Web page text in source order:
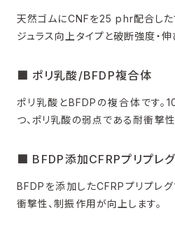
天然ゴムにCNFを25 phr配合した
ジュラス向上タイプと破断強度・伸
■ ポリ乳酸/BFDP複合体
ポリ乳酸とBFDPの複合体です
つ、ポリ乳酸の弱点である耐衝撃性
■ BFDP添加CFRPプリプレグ
BFDPを添加したCFRPプリプレグ
衝撃性、制振作用が向上します。